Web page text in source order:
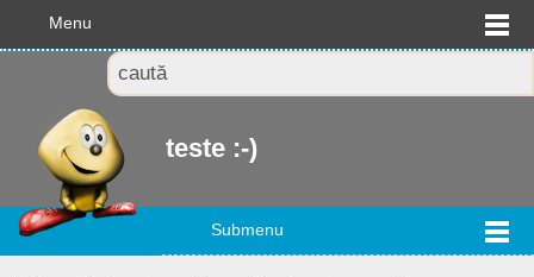
Menu
teste :-)
Submenu